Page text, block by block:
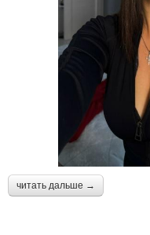
читать дальше →